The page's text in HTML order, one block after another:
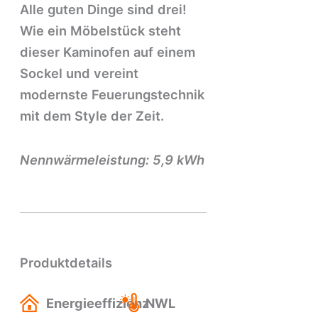
Alle guten Dinge sind drei!
Wie ein Möbelstück steht
dieser Kaminofen auf einem
Sockel und vereint
modernste Feuerungstechnik
mit dem Style der Zeit.
Nennwärmeleistung: 5,9 kWh
Produktdetails
EnergieeffizienzNWL